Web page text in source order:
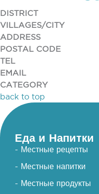
DISTRICT
VILLAGES/CITY
ADDRESS
POSTAL CODE
TEL
EMAIL
CATEGORY
back to top
Еда и Напитки
- Местные рецепты
- Местные напитки
- Местные продукты